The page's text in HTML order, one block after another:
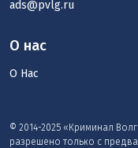
О нас
О Нас
© 2014-2025 «Криминал
разрешено только с
ads@pvlg.ru